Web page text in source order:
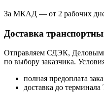
За МКАД — от 2 рабочих
Доставка
Отправляем СДЭК,
по выбору заказчика.
полная предоплата
доставка до